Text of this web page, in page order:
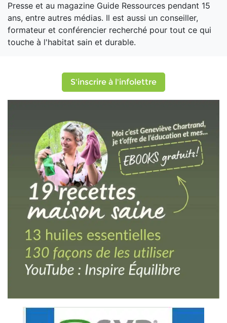
Presse et au magazine Guide Ressources pendant 15
ans, entre autres médias. Il est aussi un conseiller,
formateur et conférencier recherché pour tout ce qui
touche à l'habitat sain et durable.
S'inscrire à l'infolettre